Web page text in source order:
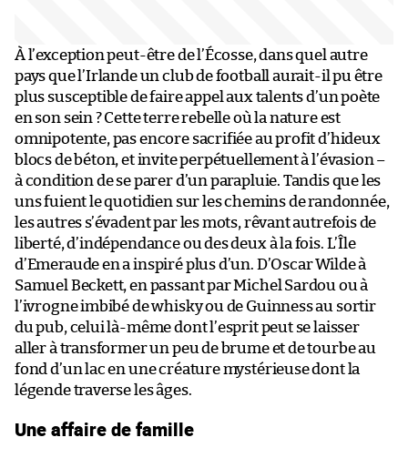
À l’exception peut-être de l’Écosse, dans quel autre
pays que l’Irlande un club de football aurait-il pu être
plus susceptible de faire appel aux talents d’un poète
en son sein ? Cette terre rebelle où la nature est
omnipotente, pas encore sacrifiée au profit d’hideux
blocs de béton, et invite perpétuellement à l’évasion –
à condition de se parer d’un parapluie. Tandis que les
uns fuient le quotidien sur les chemins de randonnée,
les autres s’évadent par les mots, rêvant autrefois de
liberté, d’indépendance ou des deux à la fois. L’Île
d’Emeraude en a inspiré plus d’un. D’Oscar Wilde à
Samuel Beckett, en passant par Michel Sardou ou à
l’ivrogne imbibé de whisky ou de Guinness au sortir
du pub, celui là-même dont l’esprit peut se laisser
aller à transformer un peu de brume et de tourbe au
fond d’un lac en une créature mystérieuse dont la
légende traverse les âges.
Une affaire de famille